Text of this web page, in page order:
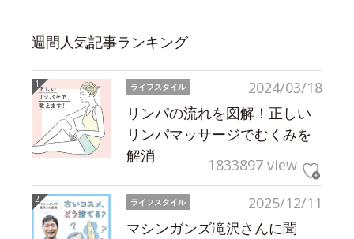
週間人気記事ランキング
2024/03/18
ライフスタイル
リンパの流れを図解！正しい
リンパマッサージでむくみを
解消
1833897 view
2025/12/11
ライフスタイル
マシンガンズ滝沢さんに聞